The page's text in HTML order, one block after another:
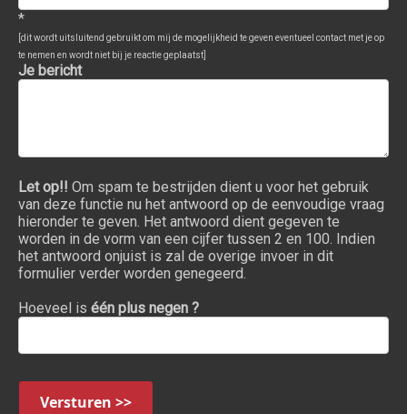
*
[dit wordt uitsluitend gebruikt om mij de mogelijkheid te geven eventueel contact met je op
te nemen en wordt niet bij je reactie geplaatst]
Je bericht
Let op!! Om spam te bestrijden dient u voor het gebruik
van deze functie nu het antwoord op de eenvoudige vraag
hieronder te geven. Het antwoord dient gegeven te
worden in de vorm van een cijfer tussen 2 en 100. Indien
het antwoord onjuist is zal de overige invoer in dit
formulier verder worden genegeerd.
Hoeveel is één plus negen ?
Versturen >>